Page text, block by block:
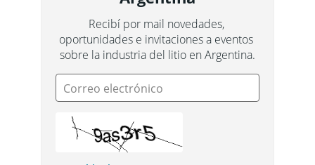
Recibí por mail novedades,
oportunidades e invitaciones a eventos
sobre la industria del litio en Argentina.
Correo electrónico